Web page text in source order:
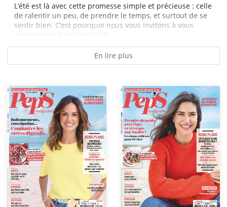
L’été est là avec cette promesse simple et précieuse : celle
de ralentir un peu, de prendre le temps, et surtout de se
sentir bien. C’est pourquoi nous vous invitons à vous
reconnecter à vos sens et à...
En lire plus